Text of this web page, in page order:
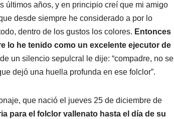
últimos años, y en principio creí que mi amigo
desde siempre he considerado a por lo
dentro de los gustos los colores. Entonces
lo he tenido como un excelente ejecutor de
un silencio sepulcral le dije: “compadre, no se
dejó una huella profunda en ese folclor”.
que nació el jueves 25 de diciembre de
para el folclor vallenato hasta el día de su